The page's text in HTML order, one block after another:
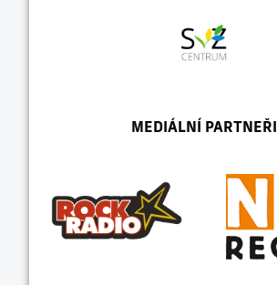
MEDIÁLNÍ PARTNEŘI